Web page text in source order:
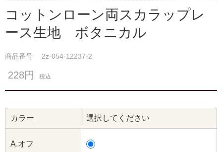
コットンローン両スカラップレ
ース生地 ボタニカル
商品番号 2z-054-12237-2
228円 税込
カラー 選択してください
A.オフ